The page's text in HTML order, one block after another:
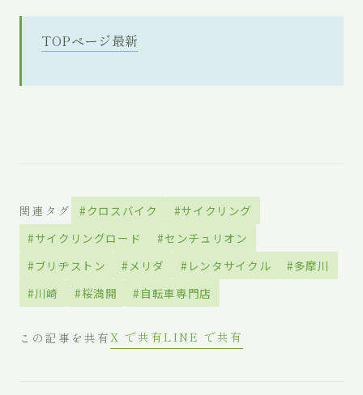
TOPページ最新
関連タグ #クロスバイク
#サイクリング
#サイクリングロード
#センチュリオン
#ブリヂストン
#メリダ #レンタサイクル
#多摩川
#川崎
#桜満開 #自転車専門店
この記事を共有X で共有LINE で共有